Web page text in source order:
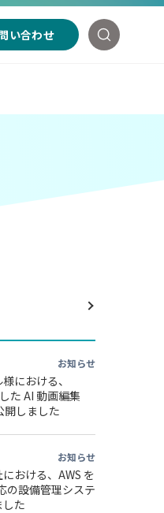
い合わせ
お知らせ
における、
た AI 動画編集
開しました
お知らせ
おける、AWS を
の設備管理システ
た